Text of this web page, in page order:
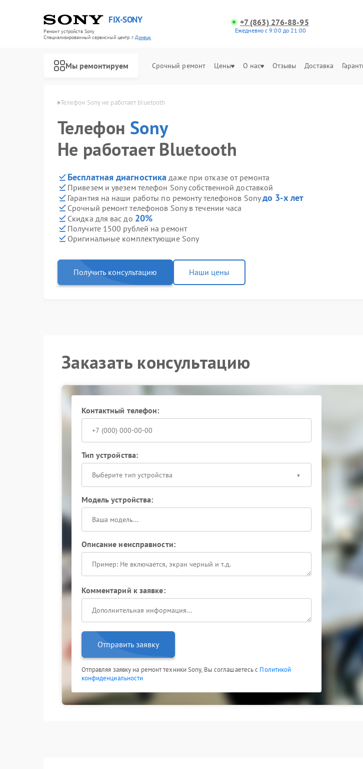
FIX-SONY
Ремонт устройств Sony
Специализированный cервисный центр г.Донецк
+7 (863) 276-88-95
Ежедневно с 9:00 до 21:00
Мы ремонтируем Срочный ремонт Цены О нас Отзывы Доставка
Телефон Sony не работает bluetooth
Телефон Sony
Не работает Bluetooth
Бесплатная диагностика даже при отказе от ремонта
Привезем и увезем телефон Sony собственной доставкой
Гарантия на наши работы по ремонту телефонов Sonyдо 3-х лет
Срочный ремонт телефонов Sony в течении часа
Скидка для вас до 20%
Получите 1500 рублей на ремонт
Оригинальные комплектующие Sony
Получить консультацию Наши цены
Заказать консультацию
Контактный телефон:
Тип устройства:
Выберите тип устройства
Модель устройства:
Описание неисправности:
Комментарий к заявке:
Отправить заявку
Отправляя заявку на ремонт техники Sony, Вы соглашаетесь с Политикой
конфиденциальности